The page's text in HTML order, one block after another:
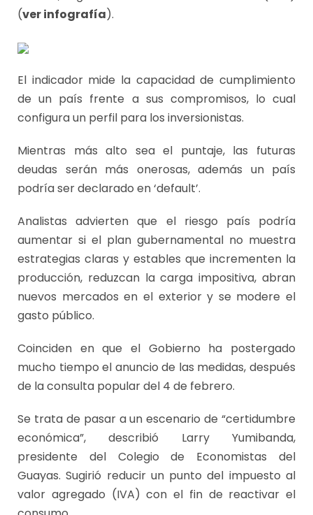
(ver infografía).
El indicador mide la capacidad de cumplimiento
de un país frente a sus compromisos, lo cual
configura un perfil para los inversionistas.
Mientras más alto sea el puntaje, las futuras
deudas serán más onerosas, además un país
podría ser declarado en ‘default’.
Analistas advierten que el riesgo país podría
aumentar si el plan gubernamental no muestra
estrategias claras y estables que incrementen la
producción, reduzcan la carga impositiva, abran
nuevos mercados en el exterior y se modere el
gasto público.
Coinciden en que el Gobierno ha postergado
mucho tiempo el anuncio de las medidas, después
de la consulta popular del 4 de febrero.
Se trata de pasar a un escenario de “certidumbre
económica”, describió Larry Yumibanda,
presidente del Colegio de Economistas del
Guayas. Sugirió reducir un punto del impuesto al
valor agregado (IVA) con el fin de reactivar el